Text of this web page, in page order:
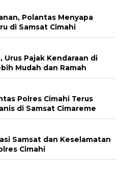
Polantas Menyapa
di Samsat Cimahi
Pajak Kendaraan di
Mudah dan Ramah
Polres Cimahi Terus
di Samsat Cimareme
Samsat dan Keselamatan
Cimahi